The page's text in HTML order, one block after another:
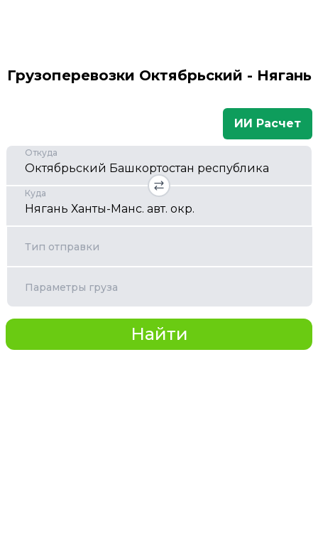
Грузоперевозки Октябрьский - Нягань
ИИ Расчет
Откуда
Куда
Тип отправки
Параметры груза
Найти